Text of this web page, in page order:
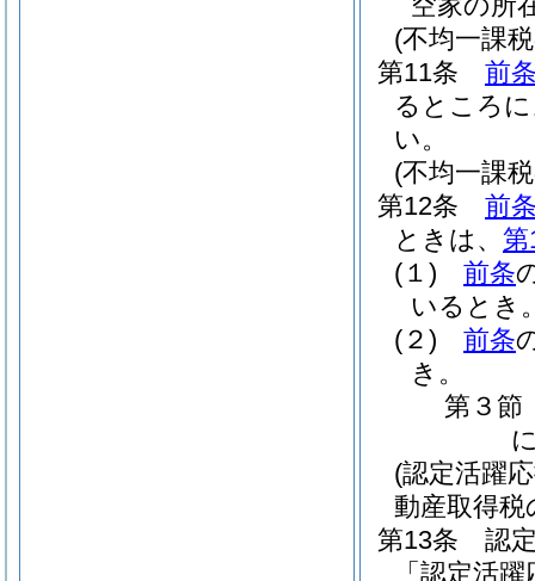
(不均一課
第11条
前
るところ
い。
(不均一課
第12条
前
ときは、 第
(１)
前条
いるとき
(２)
前条
き。
第３節
(認定活躍
動産取得税
第13条
認
「認定活